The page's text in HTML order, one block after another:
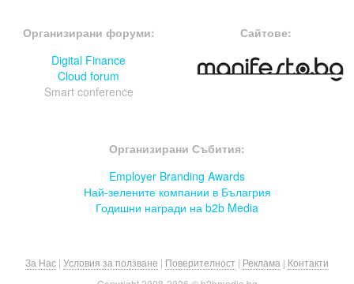
Организирани форуми:
Digital Finance
Cloud forum
Smart conference
Сайтове:
Организирани Събития:
Employer Branding Awards
Най-зелените компании в Бълагрия
Годишни награди на b2b Media
За Нас | Условия за ползване | Поверителност | Реклама | Контакти